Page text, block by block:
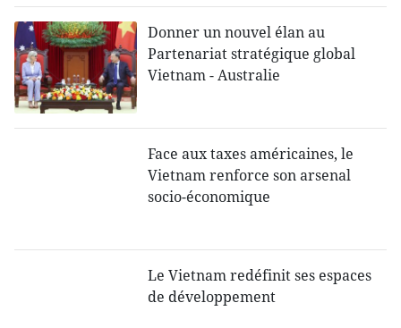
Donner un nouvel élan au
Partenariat stratégique global
Vietnam - Australie
Face aux taxes américaines, le
Vietnam renforce son arsenal
socio-économique
Le Vietnam redéfinit ses espaces
de développement